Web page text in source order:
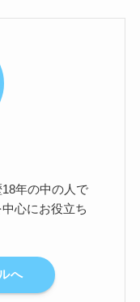
年の中の人で
心にお役立ち
へ